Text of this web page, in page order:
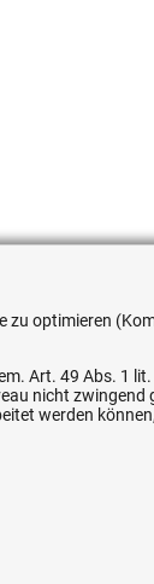
Flexible
zu optimieren
Art. 49 Abs. 1
nicht
werden